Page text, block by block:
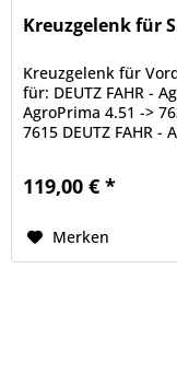
Kreuzgelenk für
Kreuzgelenk für
für: DEUTZ FAHR -
AgroPrima 4.51 ->
7615 DEUTZ FAHR -
119,00 € *
Merken